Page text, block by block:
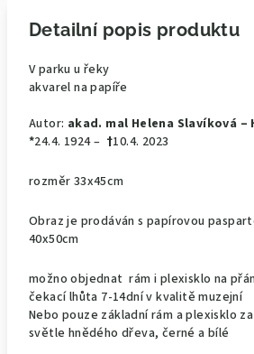
Detailní popis produktu
V parku u řeky
akvarel na papíře
Autor: akad. mal Helena Slavíková –
*24.4. 1924 – †10.4. 2023
rozměr 33x45cm
Obraz je prodáván s papírovou
40x50cm
možno objednat rám i plexisklo na
čekací lhůta 7-14dní v kvalitě muzejní
Nebo pouze základní rám a plexisklo
světle hnědého dřeva, černé a bílé